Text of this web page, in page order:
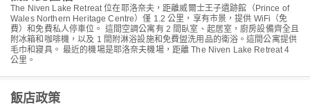
The Niven Lake Retreat 位在耶洛奈夫，距離威爾士王子遺跡館（Prince of
Wales Northern Heritage Centre）僅 1.2 公里，享有市景，提供 WiFi（免
費）和免費私人停車位。 這間空調公寓有 2 間臥室、起居室，廚房設備齊全且
附冰箱和咖啡機，以及 1 間附淋浴設施和免費盥洗用品的衛浴。這間公寓提供
毛巾和寢具。 最近的機場是耶洛奈夫機場，距離 The Niven Lake Retreat 4
公里。
飯店政策